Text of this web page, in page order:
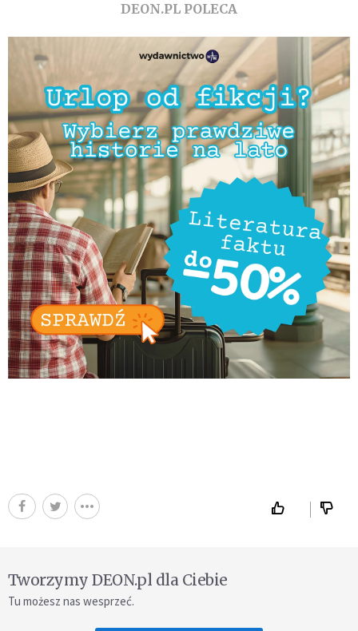
DEON.PL POLECA
Tworzymy DEON.pl dla Ciebie
Tu możesz nas wesprzeć.